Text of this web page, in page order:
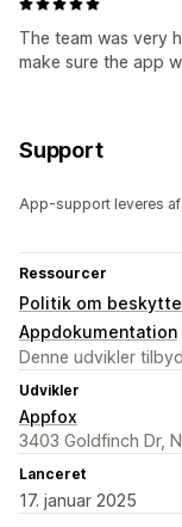
The team was very
make sure the app
Support
App-support leveres
Ressourcer
Politik om
Appdokumentation
Denne udvikler
Udvikler
Appfox
3403 Goldfinch Dr,
Lanceret
17. januar 2025